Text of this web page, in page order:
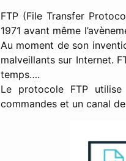
FTP (File Transfer
1971 avant même
Au moment de son
malveillants sur Internet.
temps….
Le protocole FTP
commandes et un canal